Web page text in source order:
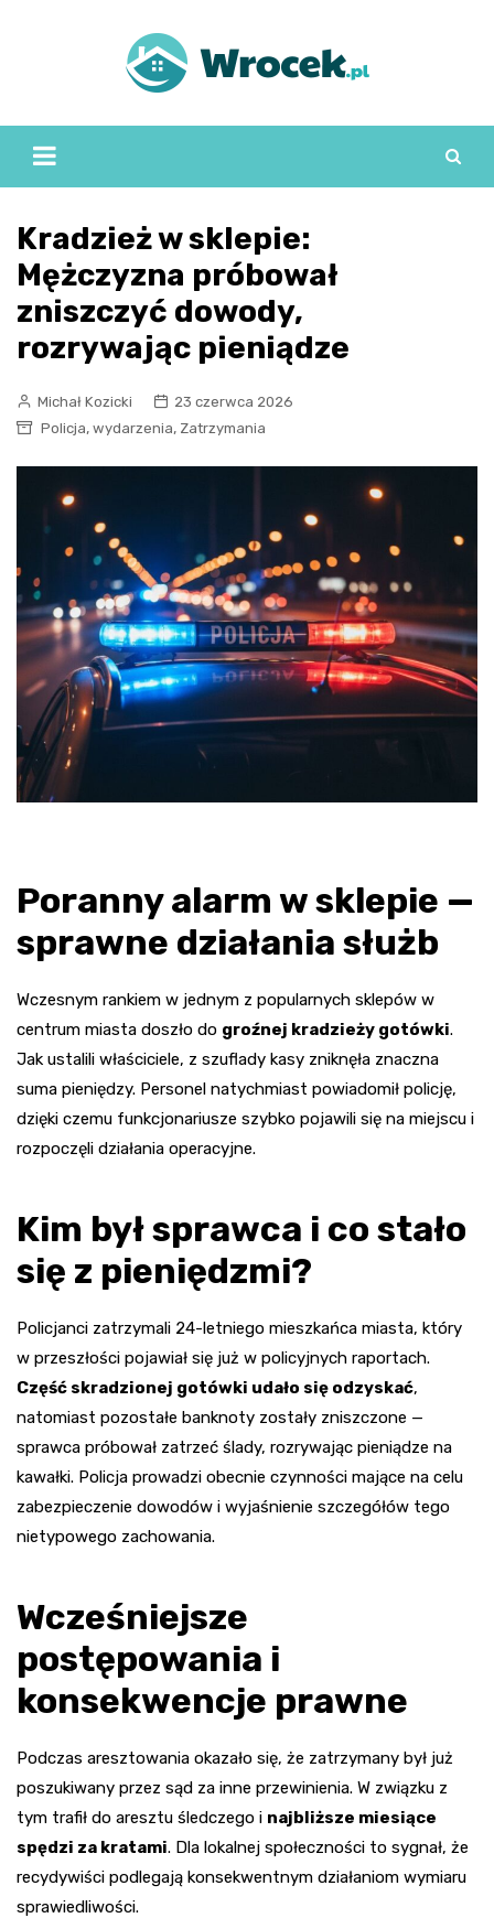
Kradzież w sklepie:
Mężczyzna próbował
zniszczyć dowody,
rozrywając pieniądze
Michał Kozicki
23 czerwca 2026
Policja, wydarzenia, Zatrzymania
Poranny alarm w sklepie —
sprawne działania służb
Wczesnym rankiem w jednym z popularnych sklepów w
centrum miasta doszło do groźnej kradzieży gotówki.
Jak ustalili właściciele, z szuflady kasy zniknęła znaczna
suma pieniędzy. Personel natychmiast powiadomił policję,
dzięki czemu funkcjonariusze szybko pojawili się na miejscu i
rozpoczęli działania operacyjne.
Kim był sprawca i co stało
się z pieniędzmi?
Policjanci zatrzymali 24-letniego mieszkańca miasta, który
w przeszłości pojawiał się już w policyjnych raportach.
Część skradzionej gotówki udało się odzyskać,
natomiast pozostałe banknoty zostały zniszczone —
sprawca próbował zatrzeć ślady, rozrywając pieniądze na
kawałki. Policja prowadzi obecnie czynności mające na celu
zabezpieczenie dowodów i wyjaśnienie szczegółów tego
nietypowego zachowania.
Wcześniejsze
postępowania i
konsekwencje prawne
Podczas aresztowania okazało się, że zatrzymany był już
poszukiwany przez sąd za inne przewinienia. W związku z
tym trafił do aresztu śledczego i najbliższe miesiące
spędzi za kratami. Dla lokalnej społeczności to sygnał, że
recydywiści podlegają konsekwentnym działaniom wymiaru
sprawiedliwości.